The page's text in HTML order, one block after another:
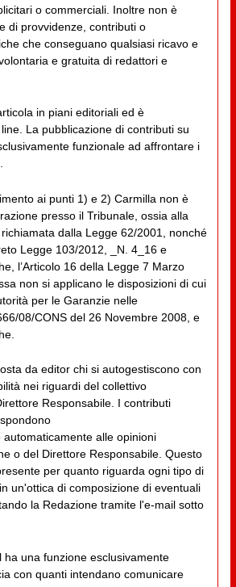
o commerciali. Inoltre non è
di provvidenze, contributi o
che conseguano qualsiasi ricavo e
e gratuita di redattori e
in piani editoriali ed è
La pubblicazione di contributi su
funzionale ad affrontare i
ai punti 1) e 2) Carmilla non è
presso il Tribunale, ossia alla
dalla Legge 62/2001, nonché
Legge 103/2012, _N. 4_16 e
l’Articolo 16 della Legge 7 Marzo
non si applicano le disposizioni di cui
per le Garanzie nelle
08/CONS del 26 Novembre 2008, e
da editor chi si autogestiscono con
nei riguardi del collettivo
Responsabile. I contributi
alle opinioni
o del Direttore Responsabile. Questo
per quanto riguarda ogni tipo di
un'ottica di composizione di eventuali
la Redazione tramite l'e-mail sotto
ha una funzione esclusivamente
con quanti intendano comunicare